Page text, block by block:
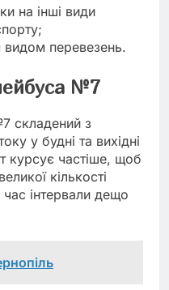
на інші види
видом перевезень.
№7
складений з
у будні та вихідні
курсує частіше, щоб
кількості
інтервали дещо